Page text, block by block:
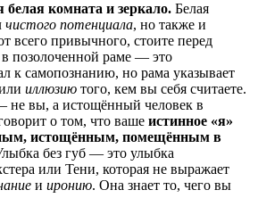
белая комната и зеркало. Белая
чистого потенциала, но также и
всего привычного, стоите перед
позолоченной раме — это
к самопознанию, но рама указывает
иллюзию того, кем вы себя считаете.
не вы, а истощённый человек в
о том, что ваше истинное «я»
истощённым, помещённым в
без губ — это улыбка
или Тени, которая не выражает
и иронию. Она знает то, чего вы